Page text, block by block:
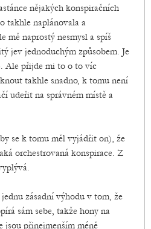
nějakých konspiračních
takhle naplánovala a
mě naprostý nesmysl a spíš
jev jednoduchým způsobem. Je
Ale přijde mi to o to víc
takhle snadno, k tomu není
udeřit na správném místě a
se k tomu měl vyjádřit on), že
orchestrovaná konspirace. Z
zásadní výhodu v tom, že
sám sebe, takže hony na
jsou přinejmenším méně